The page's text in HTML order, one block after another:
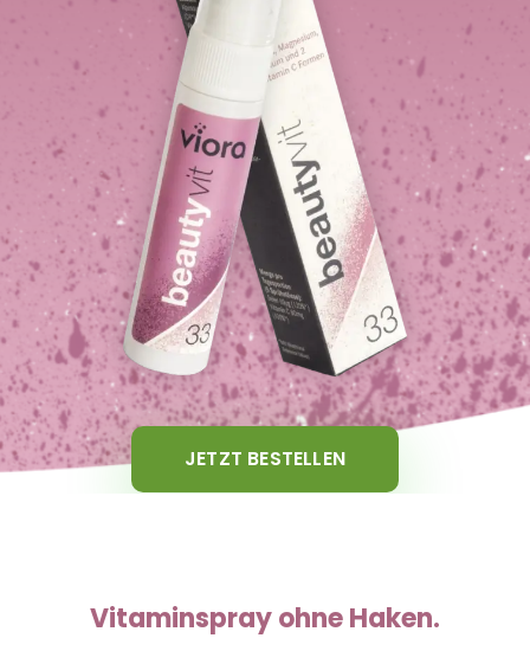
JETZT BESTELLEN
Vitaminspray ohne Haken.